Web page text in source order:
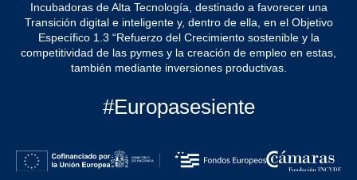
Incubadoras de Alta Tecnología, destinado a favorecer una
Transición digital e inteligente y, dentro de ella, en el Objetivo
Específico 1.3 “Refuerzo del Crecimiento sostenible y la
competitividad de las pymes y la creación de empleo en estas,
también mediante inversiones productivas.
#Europasesiente